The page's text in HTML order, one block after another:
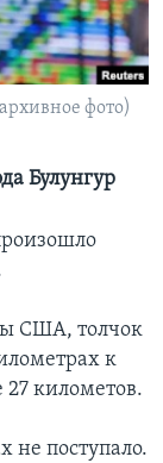
фото)
Булунгур
США, толчок
к
27 километов.
не поступало.